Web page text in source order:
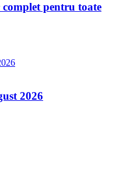
pentru toate
2026